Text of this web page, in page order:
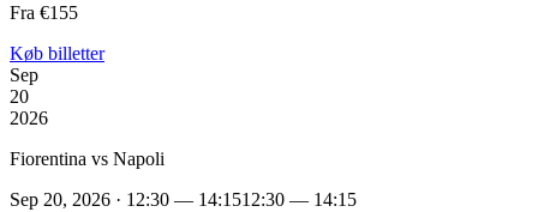
Fra €155
Køb billetter
Sep
20
2026
Fiorentina vs Napoli
Sep 20, 2026 · 12:30 — 14:1512:30 — 14:15